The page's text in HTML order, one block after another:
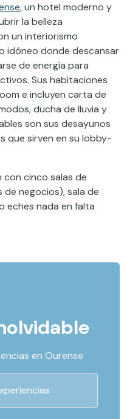
, un hotel moderno y
la belleza
un interiorismo
idóneo donde descansar
de energía para
Sus habitaciones
e incluyen carta de
ducha de lluvia y
son sus desayunos
que sirven en su lobby-
con cinco salas de
de negocios), sala de
eches nada en falta
en Ourense